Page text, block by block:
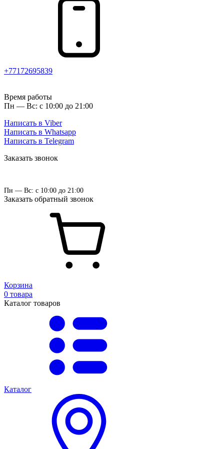
+77172695839
Время работы
Пн — Вс: с 10:00 до 21:00
Написать в Viber
Написать в Whatsapp
Написать в Telegram
Заказать звонок
Пн — Вс: с 10:00 до 21:00
Заказать обратный звонок
Корзина
0 товара
Каталог товаров
Каталог